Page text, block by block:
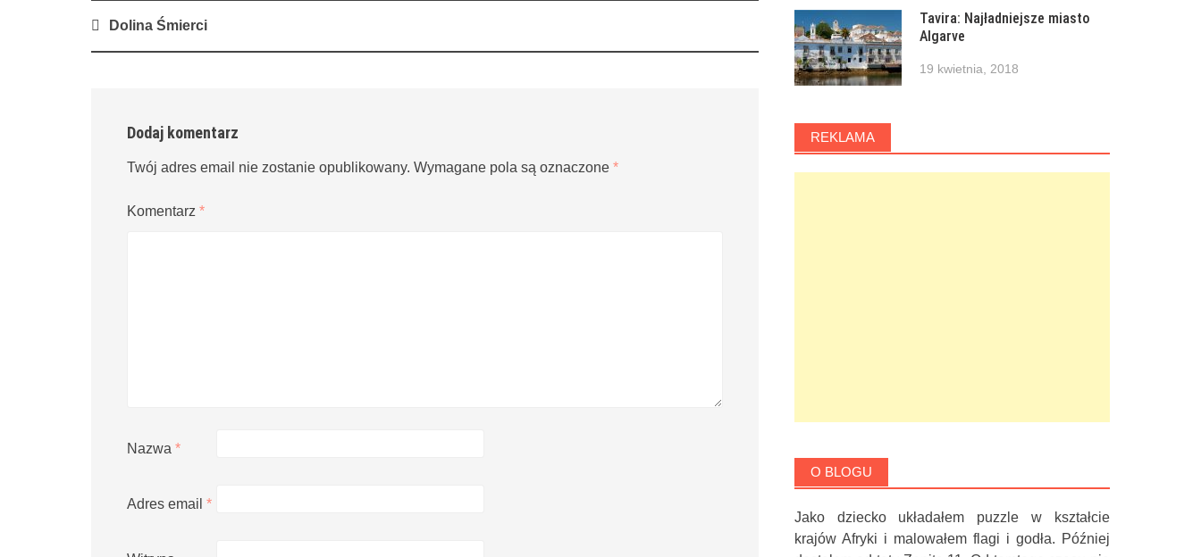
PostDolina Śmierci
Dodaj komentarz
Twój adres email nie zostanie opublikowany. Wymagane pola są oznaczone *
Komentarz *
Nazwa *
Adres email *
Tavira: Najładniejsze miasto
Algarve
19 kwietnia, 2018
REKLAMA
O BLOGU
Jako dziecko układałem puzzle w kształcie
krajów Afryki i malowałem flagi i godła. Później